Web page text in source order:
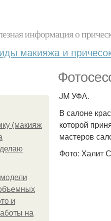
информация о
макияжа и
(макияж
и
на
JM УФА.
В салоне
которой
мастеров
Фото: Халит